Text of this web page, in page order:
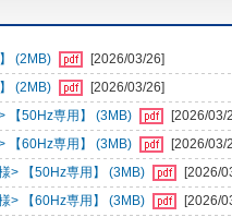
(2MB)
[2026/03/26]
(2MB)
[2026/03/26]
【50Hz専用】 (3MB)
[2026/03/
【60Hz専用】 (3MB)
[2026/03/
> 【50Hz専用】 (3MB)
[2026/
> 【60Hz専用】 (3MB)
[2026/